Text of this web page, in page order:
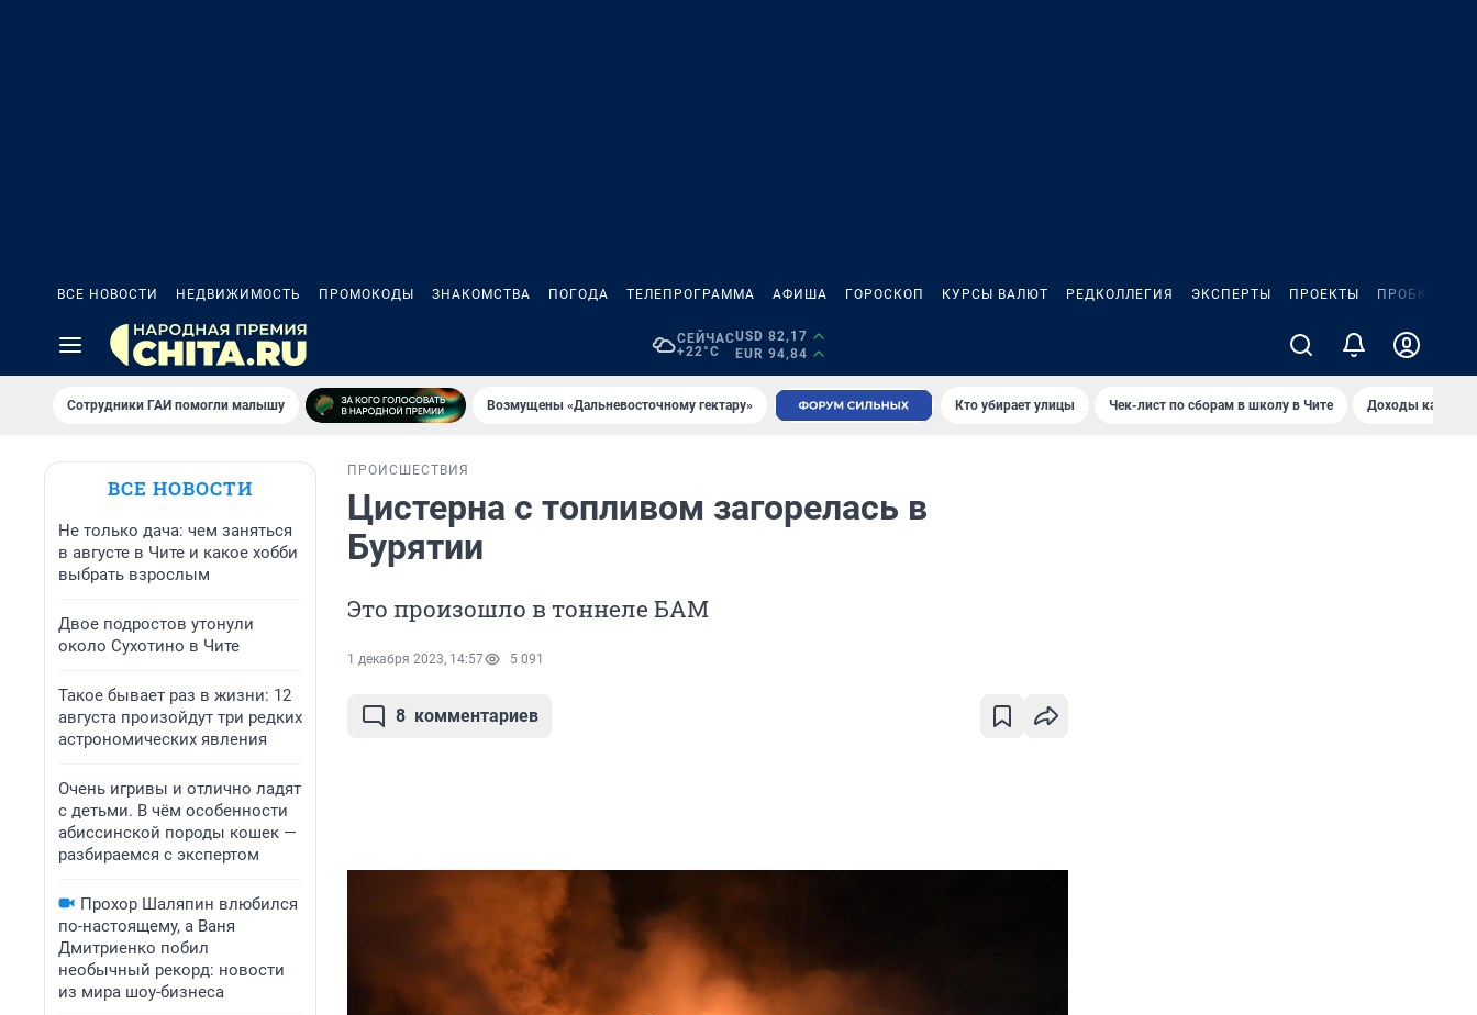
ВСЕ НОВОСТИ НЕДВИЖИМОСТЬ ПРОМОКОДЫ ЗНАКОМСТВА ПОГОДА ТЕЛЕПРОГРАММА АФИША ГОРОСКОП КУРСЫ ВАЛЮТ РЕДКОЛЛЕГИЯ ЭКСПЕРТЫ ПРОЕКТЫ ПРОБКИ
СЕЙЧАС
+22°C
USD 82,17
EUR 94,84
Сотрудники ГАИ помогли малышу Возмущены «Дальневосточному гектару» Кто убирает улицы Чек-лист по сборам в школу в Чите Доходы
ВСЕ НОВОСТИ
Не только дача: чем заняться
в августе в Чите и какое хобби
выбрать взрослым
Двое подростов утонули
около Сухотино в Чите
Такое бывает раз в жизни: 12
августа произойдут три редких
астрономических явления
Очень игривы и отлично ладят
с детьми. В чём особенности
абиссинской породы кошек —
разбираемся с экспертом
Прохор Шаляпин влюбился
по-настоящему, а Ваня
Дмитриенко побил
необычный рекорд: новости
из мира шоу-бизнеса
ПРОИСШЕСТВИЯ
Цистерна с топливом загорелась в
Бурятии
Это произошло в тоннеле БАМ
1 декабря 2023, 14:57 5 091
8 комментариев